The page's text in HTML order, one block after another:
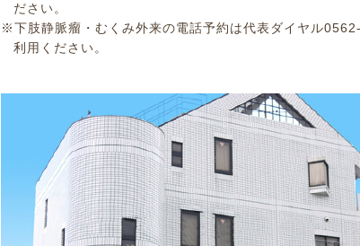
ださい。
※下肢静脈瘤・むくみ外来の電話予約は代表ダイヤル
利用ください。